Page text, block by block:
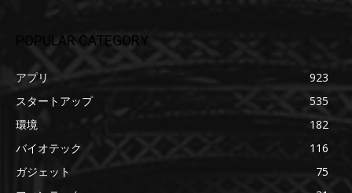
POPULAR CATEGORY
アプリ
923
スタートアップ
535
環境
182
バイオテック
116
ガジェット
75